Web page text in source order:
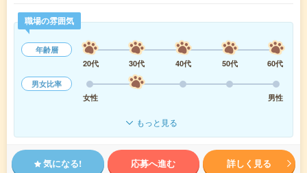
職場の雰囲気
年齢層
20代
30代 40代 50代
60代
男女比率
女性
男性
もっと見る
気になる! 応募へ進む 詳しく見る